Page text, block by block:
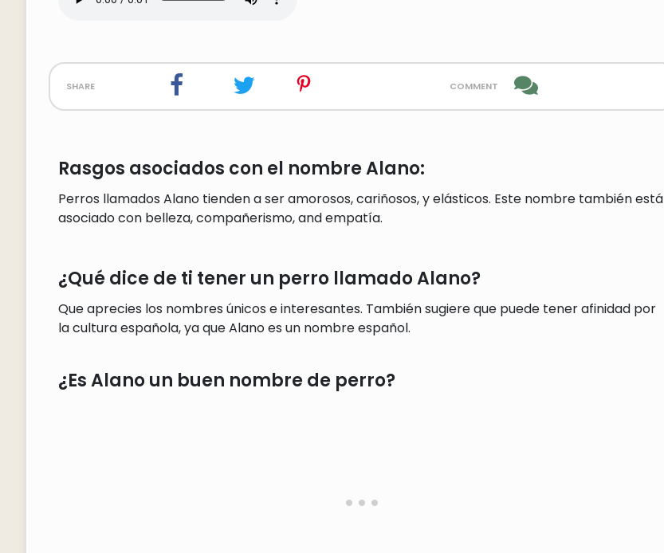
share comment
Rasgos asociados con el nombre Alano:
Perros llamados Alano tienden a ser amorosos, cariñosos, y elásticos. Este nombre también está
asociado con belleza, compañerismo, and empatía.
¿Qué dice de ti tener un perro llamado Alano?
Que aprecies los nombres únicos e interesantes. También sugiere que puede tener afinidad por
la cultura española, ya que Alano es un nombre español.
¿Es Alano un buen nombre de perro?